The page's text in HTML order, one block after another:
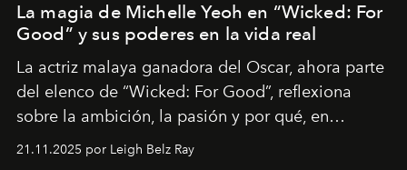
La magia de Michelle Yeoh en “Wicked: For
Good” y sus poderes en la vida real
La actriz malaya ganadora del Oscar, ahora parte
del elenco de “Wicked: For Good”, reflexiona
sobre la ambición, la pasión y por qué, en
ocasiones, la introspección puede esperar. “Es
21.11.2025 por Leigh Belz Ray